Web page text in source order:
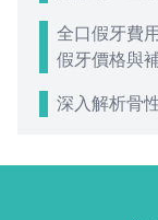
全口假牙費
假牙價格與
深入解析骨